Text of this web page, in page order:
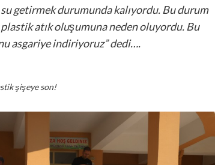
getirmek durumunda kalıyordu. Bu durum
atık oluşumuna neden oluyordu. Bu
asgariye indiriyoruz” dedi….
şişeye son!